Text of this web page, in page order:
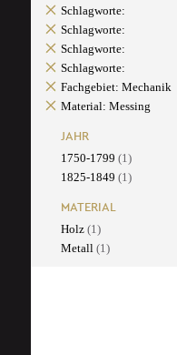
Schlagworte:
Schlagworte:
Schlagworte:
Schlagworte:
Fachgebiet: Mechanik
Material: Messing
JAHR
1750-1799 (1)
1825-1849 (1)
MATERIAL
Holz (1)
Metall (1)